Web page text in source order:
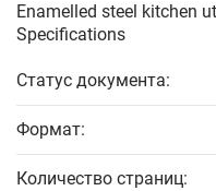
Enamelled steel kitchen
Specifications
Статус документа:
Формат:
Количество страниц: